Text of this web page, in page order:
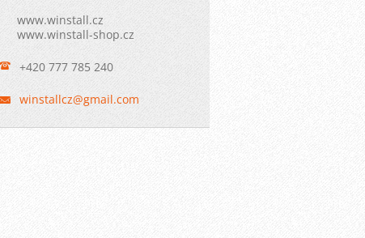
www.winstall.cz
www.winstall-shop.cz
+420 777 785 240
winstallcz@gmail.com